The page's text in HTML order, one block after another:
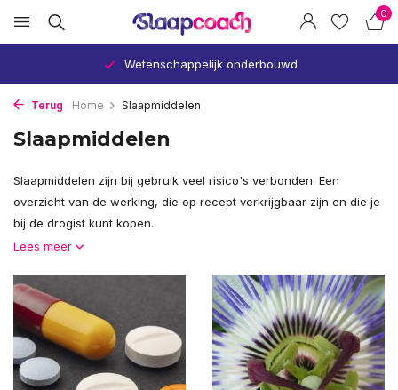
0
Wetenschappelijk onderbouwd
Terug Home Slaapmiddelen
Slaapmiddelen
Slaapmiddelen zijn bij gebruik veel risico's verbonden. Een
overzicht van de werking, die op recept verkrijgbaar zijn en die je
bij de drogist kunt kopen.
Lees meer